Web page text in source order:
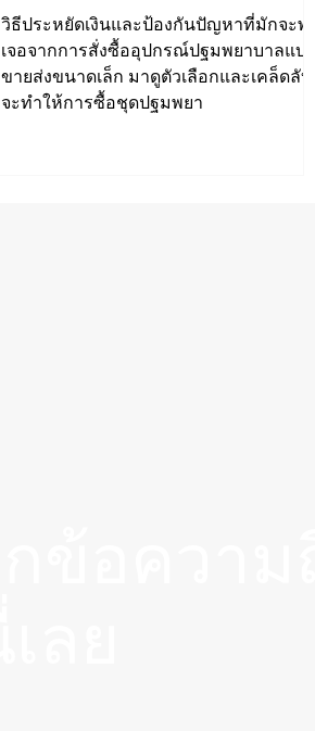
วิธีประหยัดเงินและป้องกันปัญหาที่มักจะพบ
เจอจากการสั่งซื้ออุปกรณ์ปฐมพยาบาลแบบ
ขายส่งขนาดเล็ก มาดูตัวเลือกและเคล็ดลับที่
จะทำให้การซื้อชุดปฐมพยา